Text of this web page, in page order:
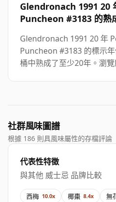
Glendronach 1991 20
Puncheon #3183 的熟
Glendronach 1991 20 年
Puncheon #3183 的標示
桶中熟成了至少20年。瀏
社群風味圖譜
根據 186 則具風味屬性的存檔評論
代表性特徵
與其他 威士忌 品牌比較
西梅 10.0x 椰棗 8.4x 無